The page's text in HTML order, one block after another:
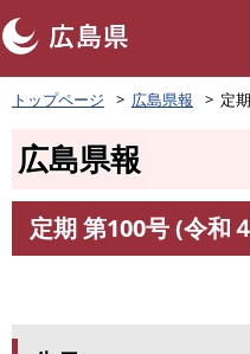
ペ
ー
頭
す
トップページ 広島県報 定
広島県報
文
定期 第100号 (令和